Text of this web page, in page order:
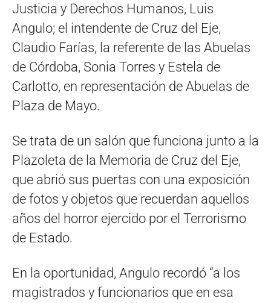
Justicia y Derechos Humanos, Luis
Angulo; el intendente de Cruz del Eje,
Claudio Farías, la referente de las Abuelas
de Córdoba, Sonia Torres y Estela de
Carlotto, en representación de Abuelas de
Plaza de Mayo.
Se trata de un salón que funciona junto a la
Plazoleta de la Memoria de Cruz del Eje,
que abrió sus puertas con una exposición
de fotos y objetos que recuerdan aquellos
años del horror ejercido por el Terrorismo
de Estado.
En la oportunidad, Angulo recordó “a los
magistrados y funcionarios que en esa